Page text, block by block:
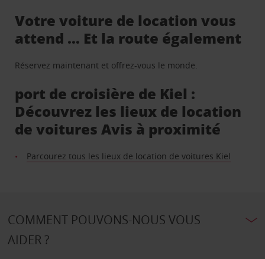
Votre voiture de location vous
attend … Et la route également
Réservez maintenant et offrez-vous le monde.
port de croisière de Kiel :
Découvrez les lieux de location
de voitures Avis à proximité
Parcourez tous les lieux de location de voitures Kiel
COMMENT POUVONS-NOUS VOUS
AIDER ?